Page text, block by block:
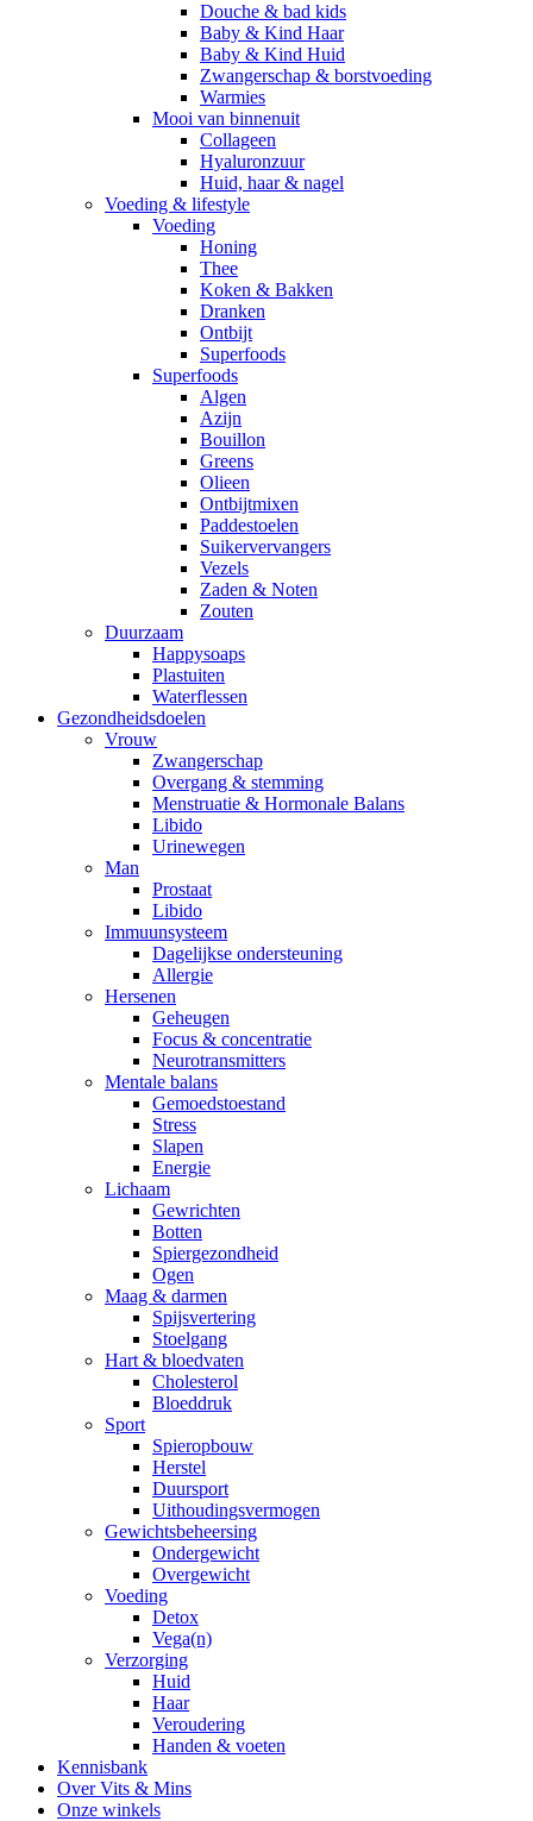
Douche & bad kids
Baby & Kind Haar
Baby & Kind Huid
Zwangerschap & borstvoeding
Warmies
Mooi van binnenuit
Collageen
Hyaluronzuur
Huid, haar & nagel
Voeding & lifestyle
Voeding
Honing
Thee
Koken & Bakken
Dranken
Ontbijt
Superfoods
Superfoods
Algen
Azijn
Bouillon
Greens
Olieen
Ontbijtmixen
Paddestoelen
Suikervervangers
Vezels
Zaden & Noten
Zouten
Duurzaam
Happysoaps
Plastuiten
Waterflessen
Gezondheidsdoelen
Vrouw
Zwangerschap
Overgang & stemming
Menstruatie & Hormonale Balans
Libido
Urinewegen
Man
Prostaat
Libido
Immuunsysteem
Dagelijkse ondersteuning
Allergie
Hersenen
Geheugen
Focus & concentratie
Neurotransmitters
Mentale balans
Gemoedstoestand
Stress
Slapen
Energie
Lichaam
Gewrichten
Botten
Spiergezondheid
Ogen
Maag & darmen
Spijsvertering
Stoelgang
Hart & bloedvaten
Cholesterol
Bloeddruk
Sport
Spieropbouw
Herstel
Duursport
Uithoudingsvermogen
Gewichtsbeheersing
Ondergewicht
Overgewicht
Voeding
Detox
Vega(n)
Verzorging
Huid
Haar
Veroudering
Handen & voeten
Kennisbank
Over Vits & Mins
Onze winkels